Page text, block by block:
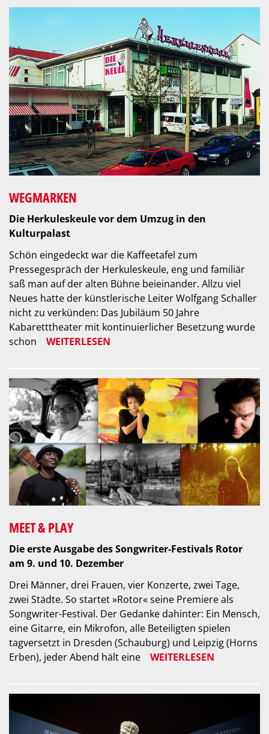
WEGMARKEN
Die Herkuleskeule vor dem Umzug in den
Kulturpalast
Schön eingedeckt war die Kaffeetafel zum
Pressegespräch der Herkuleskeule, eng und familiär
saß man auf der alten Bühne beieinander. Allzu viel
Neues hatte der künstlerische Leiter Wolfgang Schaller
nicht zu verkünden: Das Jubiläum 50 Jahre
Kabaretttheater mit kontinuierlicher Besetzung wurde
schon
WEITERLESEN
MEET & PLAY
Die erste Ausgabe des Songwriter-Festivals Rotor
am 9. und 10. Dezember
Drei Männer, drei Frauen, vier Konzerte, zwei Tage,
zwei Städte. So startet »Rotor« seine Premiere als
Songwriter-Festival. Der Gedanke dahinter: Ein Mensch,
eine Gitarre, ein Mikrofon, alle Beteiligten spielen
tagversetzt in Dresden (Schauburg) und Leipzig (Horns
Erben), jeder Abend hält eine
WEITERLESEN